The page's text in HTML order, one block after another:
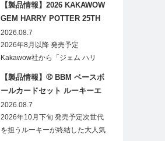
【製品情報】2026 KAKAWOW
GEM HARRY POTTER 25TH
ANNIVERSARY TRADING
CARDS HOBBY
2026.08.7
2026年8月以降 発売予定
Kakawow社から「ジェム ハリ
【製品情報】⚾ BBM ベースボ
ールカードセット ルーキーエ
ディションプレミアム 2026
2026.08.7
2026年10月下旬 発売予定次世代
を担うルーキーが終結した大人気